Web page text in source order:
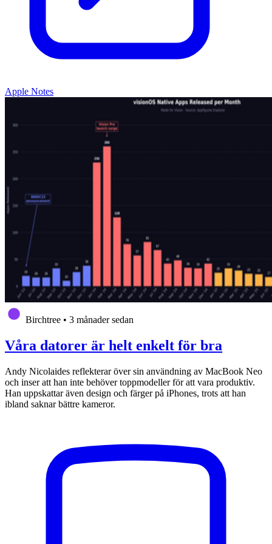
Apple Notes
Birchtree • 3 månader sedan
Våra datorer är helt enkelt för bra
Andy Nicolaides reflekterar över sin användning av MacBook Neo
och inser att han inte behöver toppmodeller för att vara produktiv.
Han uppskattar även design och färger på iPhones, trots att han
ibland saknar bättre kameror.